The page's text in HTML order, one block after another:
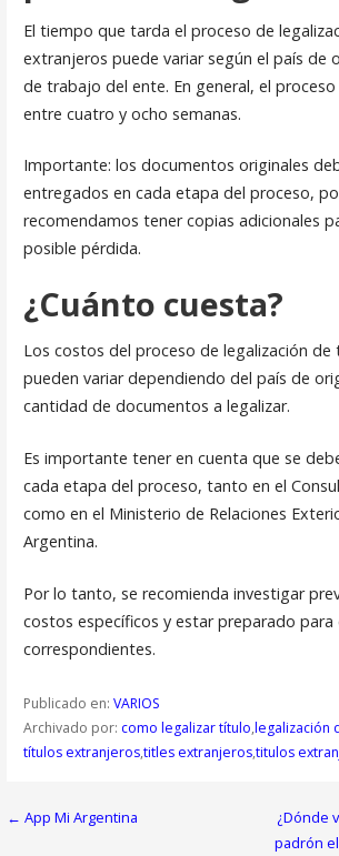
El tiempo que tarda el proceso de
extranjeros puede variar según el país de
de trabajo del ente. En general, el
entre cuatro y ocho semanas.
Importante: los documentos originales
entregados en cada etapa del proceso,
recomendamos tener copias adicionales
posible pérdida.
¿Cuánto cuesta?
Los costos del proceso de legalización
pueden variar dependiendo del país de
cantidad de documentos a legalizar.
Es importante tener en cuenta que se
cada etapa del proceso, tanto en el
como en el Ministerio de Relaciones
Argentina.
Por lo tanto, se recomienda investigar
costos específicos y estar preparado para
correspondientes.
Publicado en: VARIOS
Archivado por: como legalizar título,legalización
títulos extranjeros,titles extranjeros,titulos
Navegación
← App Mi Argentina
¿Dónde
padrón